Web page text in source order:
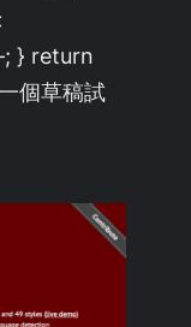
} return
個草稿試